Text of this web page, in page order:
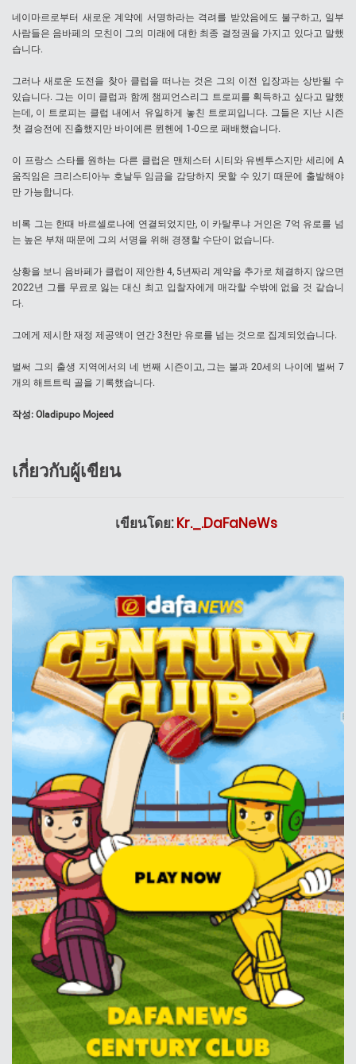
네이마르로부터 새로운 계약에 서명하라는 격려를 받았음에도 불구하고, 일부
사람들은 음바페의 모친이 그의 미래에 대한 최종 결정권을 가지고 있다고 말했
습니다.
그러나 새로운 도전을 찾아 클럽을 떠나는 것은 그의 이전 입장과는 상반될 수
있습니다. 그는 이미 클럽과 함께 챔피언스리그 트로피를 획득하고 싶다고 말했
는데, 이 트로피는 클럽 내에서 유일하게 놓친 트로피입니다. 그들은 지난 시즌
첫 결승전에 진출했지만 바이에른 뮌헨에 1-0으로 패배했습니다.
이 프랑스 스타를 원하는 다른 클럽은 맨체스터 시티와 유벤투스지만 세리에 A
움직임은 크리스티아누 호날두 임금을 감당하지 못할 수 있기 때문에 출발해야
만 가능합니다.
비록 그는 한때 바르셀로나에 연결되었지만, 이 카탈루냐 거인은 7억 유로를 넘
는 높은 부채 때문에 그의 서명을 위해 경쟁할 수단이 없습니다.
상황을 보니 음바페가 클럽이 제안한 4, 5년짜리 계약을 추가로 체결하지 않으면
2022년 그를 무료로 잃는 대신 최고 입찰자에게 매각할 수밖에 없을 것 같습니
다.
그에게 제시한 재정 제공액이 연간 3천만 유로를 넘는 것으로 집계되었습니다.
벌써 그의 출생 지역에서의 네 번째 시즌이고, 그는 불과 20세의 나이에 벌써 7
개의 해트트릭 골을 기록했습니다.
작성: Oladipupo Mojeed
เกี่ยวกับผู้เขียน
เขียนโดย:Kr._.DaFaNeWs